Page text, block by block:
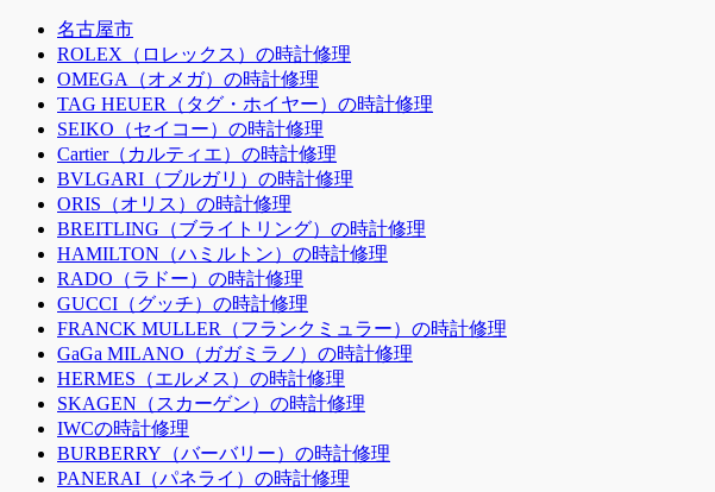
名古屋市
ROLEX（ロレックス）の時計修理
OMEGA（オメガ）の時計修理
TAG HEUER（タグ・ホイヤー）の時計修理
SEIKO（セイコー）の時計修理
Cartier（カルティエ）の時計修理
BVLGARI（ブルガリ）の時計修理
ORIS（オリス）の時計修理
BREITLING（ブライトリング）の時計修理
HAMILTON（ハミルトン）の時計修理
RADO（ラドー）の時計修理
GUCCI（グッチ）の時計修理
FRANCK MULLER（フランクミュラー）の時計修理
GaGa MILANO（ガガミラノ）の時計修理
HERMES（エルメス）の時計修理
SKAGEN（スカーゲン）の時計修理
IWCの時計修理
BURBERRY（バーバリー）の時計修理
PANERAI（パネライ）の時計修理